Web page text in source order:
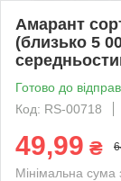
Амарант
(близько 5
Готово до
Код: RS-00718
49,99 ₴
Мінімальна